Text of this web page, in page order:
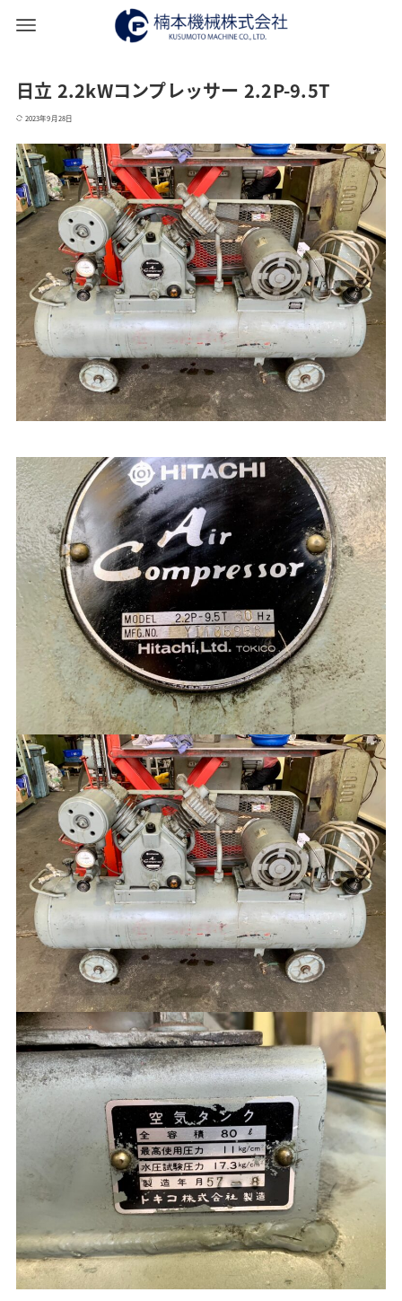
日立 2.2kWコンプレッサー 2.2P-9.5T
2023年9月28日